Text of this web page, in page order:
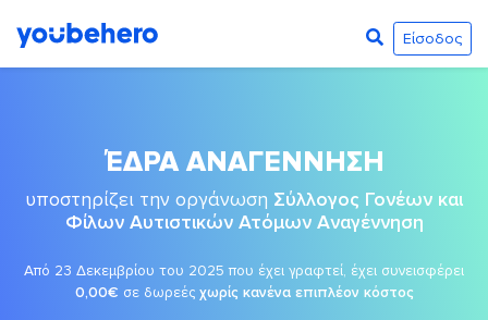
Είσοδος
ΈΔΡΑ ΑΝΑΓΕΝΝΗΣΗ
υποστηρίζει την οργάνωση Σύλλογος Γονέων και
Φίλων Αυτιστικών Ατόμων Αναγέννηση
Από 23 Δεκεμβρίου του 2025 που έχει γραφτεί, έχει συνεισφέρει
0,00€ σε δωρεές χωρίς κανένα επιπλέον κόστος